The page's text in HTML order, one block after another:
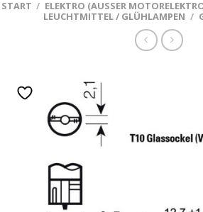
START / ELEKTRO (AUSSER
LEUCHTMITTEL / GLÜHLAMPEN /